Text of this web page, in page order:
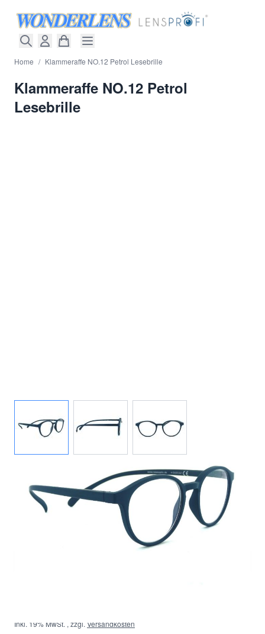
Home / Klammeraffe NO.12 Petrol Lesebrille
Klammeraffe NO.12 Petrol
Lesebrille
Lieferzeit: ca. 2-3 Werktage
Korrektionswerte
Inkl. 19% MwSt. , zzgl. Versandkosten